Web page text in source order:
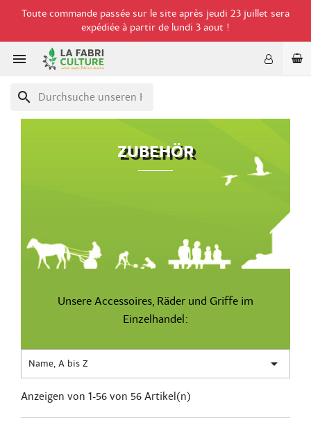
Toute commande passée sur le site après jeudi 23 juillet sera
expédiée à partir de lundi 3 aout !

search
ZUBEHÖR
Unsere Accessoires, Räder und Griffe im
Einzelhandel:
Name, A bis Z 
Anzeigen von 1-56 von 56 Artikel(n)